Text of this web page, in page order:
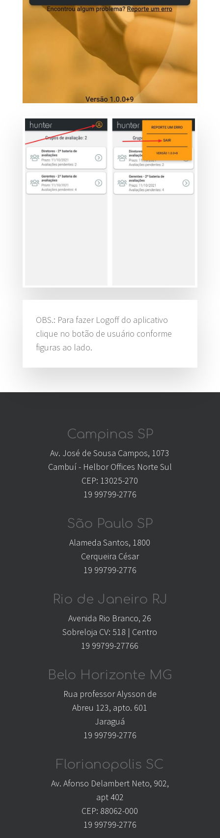
OBS.: Para fazer Logoff do aplicativo
clique no botão de usuário conforme
figuras ao lado.
Campinas SP
Av. José de Sousa Campos, 1073
Cambuí - Helbor Offices Norte Sul
CEP: 13025-270
19 99799-2776
São Paulo SP
Alameda Santos, 1800
Cerqueira César
19 99799-2776
Rio de Janeiro RJ
Avenida Rio Branco, 26
Sobreloja CV: 518 | Centro
19 99799-27766
Belo Horizonte MG
Rua professor Alysson de
Abreu 123, apto. 601
Jaraguá
19 99799-2776
Florianopolis SC
Av. Afonso Delambert Neto, 902,
apt 402
CEP: 88062-000
19 99799-2776